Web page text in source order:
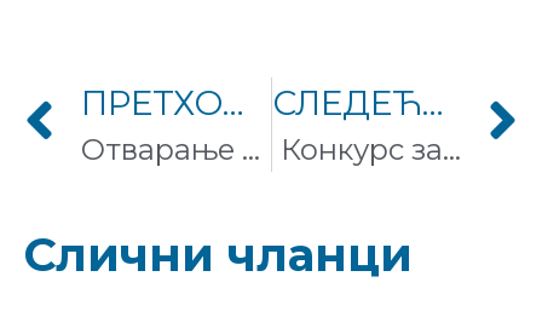
ПРЕТХОДНИ ЧЛАНАК
Отварање изложбе „Вики воли Земљу“
СЛЕДЕЋИ ЧЛАНАК
Конкурс за радно место Извршни директор
Слични чланци